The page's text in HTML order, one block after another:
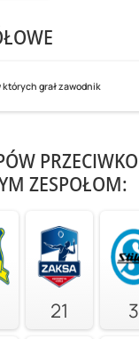
grał zawodnik
PRZECIWKO
ZESPOŁOM:
21 3